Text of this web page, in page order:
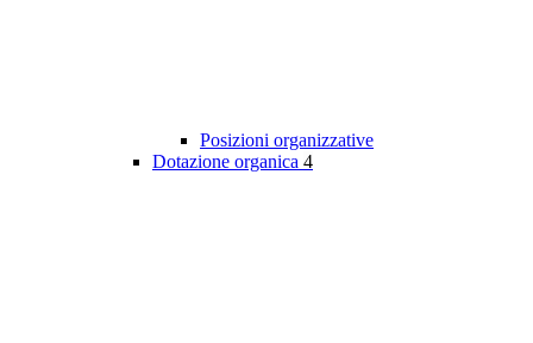
Posizioni organizzative
Dotazione organica 4